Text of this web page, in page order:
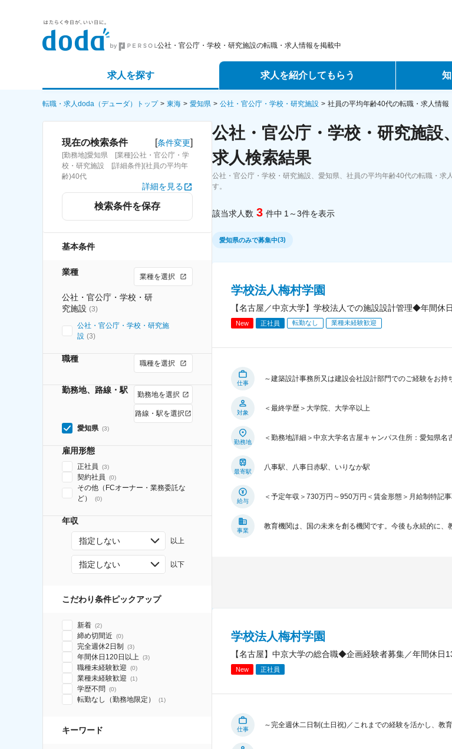
公社・官公庁・学校・研究施設の転職・求人情報を掲載中
求人を探す
詳細条件から探す
求人特集から探す
求人を紹介してもらう
エージェントサービス
スカウトサービス
パートナーエージェントサービス
転職ノウハウ
データで見
転職・求人doda（デューダ）トップ 東海 愛知県 公社・官公庁・学校・研究施設 社員の平均年齢40代の転職・求人情報
現在の検索条件 [条件変更]
[勤務地]愛知県 [業種]公社・官公庁・学
校・研究施設 [詳細条件](社員の平均年
齢)40代
詳細を見る
検索条件を保存
基本条件
業種 業種を選択
公社・官公庁・学校・研
究施設 (3)
公社・官公庁・学校・研究施
設 (3)
職種 職種を選択
勤務地、路線・駅 勤務地を選択
路線・駅を選択
愛知県 (3)
雇用形態
正社員 (3)
契約社員 (0)
その他（FCオーナー・業務委託な
ど）
(0)
年収
指定しない 以上
指定しない 以下
こだわり条件ピックアップ
新着 (2)
締め切間近 (0)
完全週休2日制 (3)
年間休日120日以上 (3)
職種未経験歓迎 (0)
業種未経験歓迎 (1)
学歴不問 (0)
転勤なし（勤務地限定） (1)
キーワード
公社・官公庁・学校・研究施設
求人検索結果
公社・官公庁・学校・研究施設、愛知県、社員の平均年齢40代の転職・
す。
該当求人数 3 件中 1～3件を表示
愛知県のみで募集中(3)
学校法人梅村学園
【名古屋／中京大学】学校法人での施設設計管理◆年間休
New 正社員 転勤なし 業種未経験歓迎
仕事
～建築設計事務所又は建設会社設計部門でのご経験をお
対象
＜最終学歴＞大学院、大学卒以上
勤務地
＜勤務地詳細＞中京大学名古屋キャンパス住所：愛知県
最寄駅
八事駅、八事日赤駅、いりなか駅
給与
＜予定年収＞730万円～950万円＜賃金形態＞月給制特記
事業
教育機関は、国の未来を創る機関です。今後も永続的に、
学校法人梅村学園
【名古屋】中京大学の総合職◆企画経験者募集／年間休日
New 正社員
仕事
～完全週休二日制(土日祝)／これまでの経験を活かし、教